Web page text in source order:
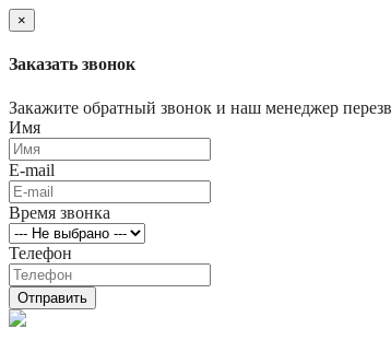
×
Заказать звонок
Закажите обратный звонок и наш менеджер
Имя
E-mail
Время звонка
Телефон
Отправить